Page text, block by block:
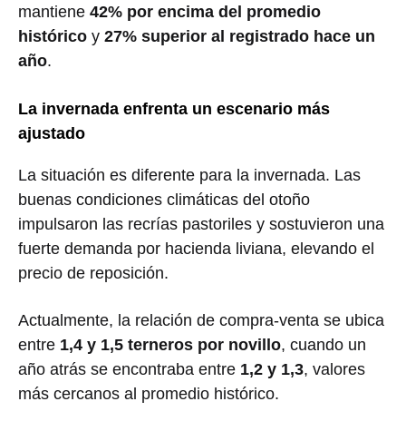
mantiene 42% por encima del promedio
histórico y 27% superior al registrado hace un
año.
La invernada enfrenta un escenario más
ajustado
La situación es diferente para la invernada. Las
buenas condiciones climáticas del otoño
impulsaron las recrías pastoriles y sostuvieron una
fuerte demanda por hacienda liviana, elevando el
precio de reposición.
Actualmente, la relación de compra-venta se ubica
entre 1,4 y 1,5 terneros por novillo, cuando un
año atrás se encontraba entre 1,2 y 1,3, valores
más cercanos al promedio histórico.